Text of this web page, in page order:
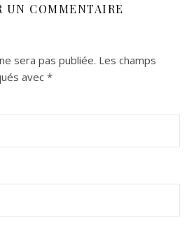
UN COMMENTAIRE
sera pas publiée. Les champs
avec *